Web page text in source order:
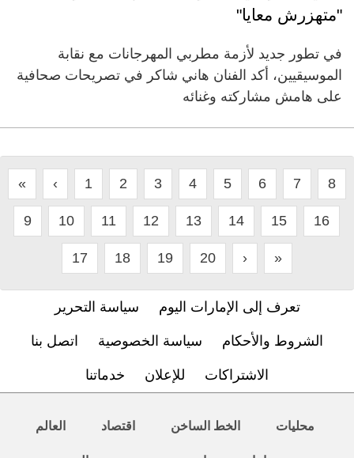
"متهزرش معايا"
في تطور جديد لأزمة مطربي المهرجانات مع نقابة
الموسيقيين، أكد الفنان هاني شاكر في تصريحات صحافية
على هامش مشاركته وغنائه
« ‹ 1 2 3 4 5 6 7 8
9 10 11 12 13 14 15 16
17 18 19 20 › »
تعرف إلى الإمارات اليوم سياسة التحرير
الشروط والأحكام سياسة الخصوصية اتصل بنا
الاشتراكات للإعلان خدماتنا
محليات الخط الساخن اقتصاد العالم